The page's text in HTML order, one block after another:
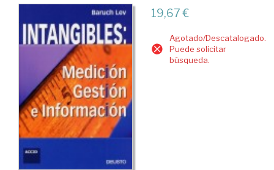
19,67 €
Agotado/Descatalogado.
Puede solicitar
búsqueda.